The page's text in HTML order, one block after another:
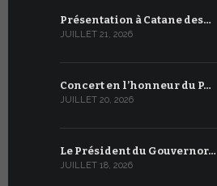
Présentation à Catane des…
JUILLET 21, 2026
Concert en l’honneur du P…
JUILLET 20, 2026
Le Président du Gouvernor…
JUILLET 18, 2026